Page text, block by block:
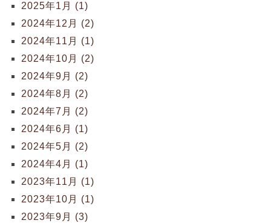
2025年1月 (1)
2024年12月 (2)
2024年11月 (1)
2024年10月 (2)
2024年9月 (2)
2024年8月 (2)
2024年7月 (2)
2024年6月 (1)
2024年5月 (2)
2024年4月 (1)
2023年11月 (1)
2023年10月 (1)
2023年9月 (3)